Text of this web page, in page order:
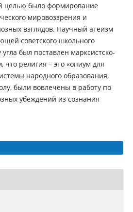
целью было формирование
мировоззрения и
взглядов. Научный атеизм
советского школьного
был поставлен марксистско-
что религия – это «опиум для
народного образования,
были вовлечены в работу по
убеждений из сознания